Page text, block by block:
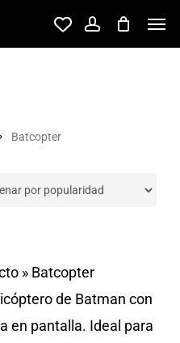
account
Batcopter
» Batcopter
de Batman con
en pantalla. Ideal para